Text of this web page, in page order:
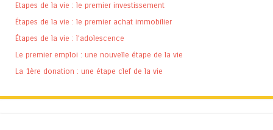
Etapes de la vie : le premier investissement
Étapes de la vie : le premier achat immobilier
Étapes de la vie : l’adolescence
Le premier emploi : une nouvelle étape de la vie
La 1ère donation : une étape clef de la vie